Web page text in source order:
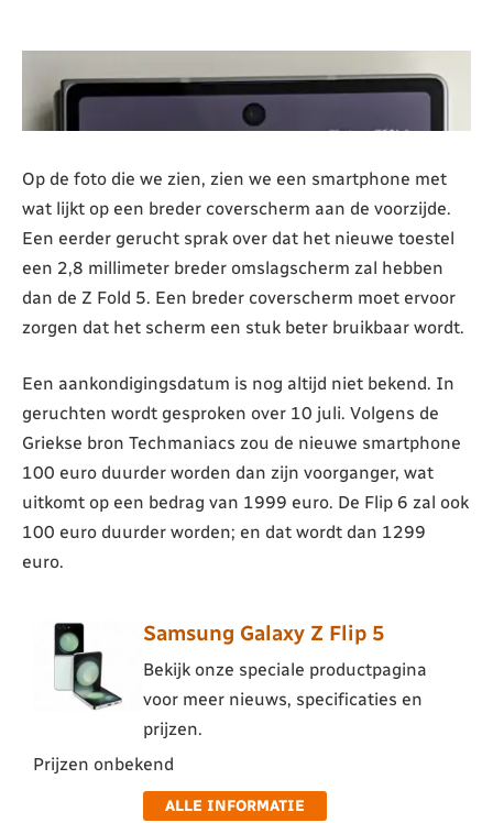
Op de foto die we zien, zien we een smartphone met
wat lijkt op een breder coverscherm aan de voorzijde.
Een eerder gerucht sprak over dat het nieuwe toestel
een 2,8 millimeter breder omslagscherm zal hebben
dan de Z Fold 5. Een breder coverscherm moet ervoor
zorgen dat het scherm een stuk beter bruikbaar wordt.
Een aankondigingsdatum is nog altijd niet bekend. In
geruchten wordt gesproken over 10 juli. Volgens de
Griekse bron Techmaniacs zou de nieuwe smartphone
100 euro duurder worden dan zijn voorganger, wat
uitkomt op een bedrag van 1999 euro. De Flip 6 zal ook
100 euro duurder worden; en dat wordt dan 1299
euro.
Samsung Galaxy Z Flip 5
Bekijk onze speciale productpagina
voor meer nieuws, specificaties en
prijzen.
Prijzen onbekend
ALLE INFORMATIE